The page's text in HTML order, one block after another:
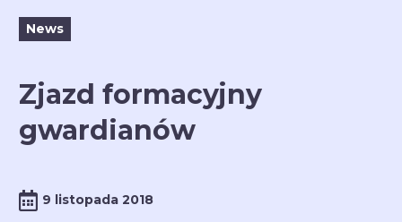
News
Zjazd formacyjny
gwardianów
9 listopada 2018